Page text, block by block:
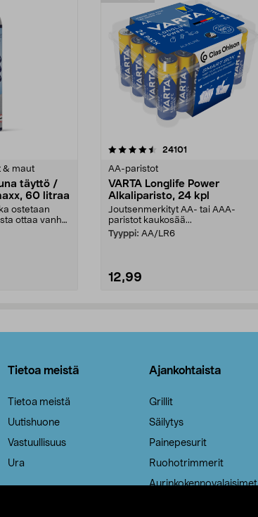
& maut
täyttö /
60 litraa
ostetaan
ottaa vanha
24101
AA-paristot
VARTA Longlife Power
Alkaliparisto, 24 kpl
Joutsenmerkityt AA- tai AAA-
paristot kaukosää...
Tyyppi: AA/LR6
12,99
4.5viidestä
Tietoa meistä
Tietoa meistä
Uutishuone
Vastuullisuus
Ura
Ajankohtaista
Grillit
Säilytys
Painepesurit
Ruohotrimmerit
Aurinkokennovalaisimet